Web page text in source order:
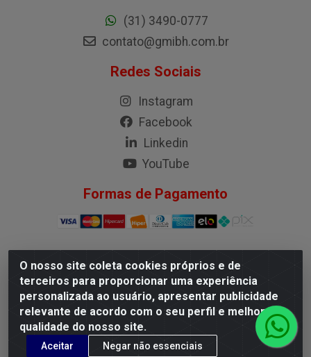
O nosso site coleta cookies próprios e de
terceiros para proporcionar uma experiência
personalizada ao usuário, apresentar publicidade
relevante de acordo com o seu perfil e melhorar a
qualidade do nosso site.
Aceitar Negar não essenciais
(31) 3490-0777
contato@gmibh.com.br
Redes Sociais
Instagram
Facebook
Linkedin
YouTube
Formas de Pagamento
G.M.I. Distribuidora LTDA - Rua Conselheiro Pena, 50 -
Santa Branca, Belo Horizonte/MG - CEP 31.710-150 -
CNPJ 04.098.359/0001-02